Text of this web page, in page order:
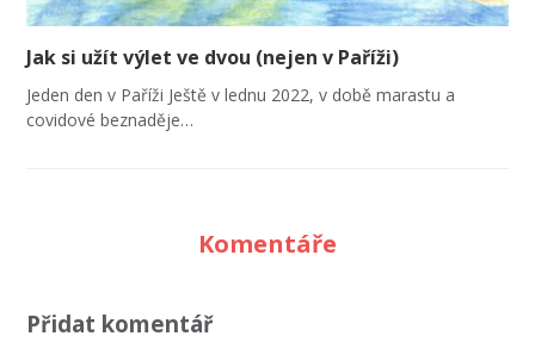
Jak si užít výlet ve dvou (nejen v Paříži)
Jeden den v Paříži Ještě v lednu 2022, v době marastu a
covidové beznaděje…
Komentáře
Přidat komentář